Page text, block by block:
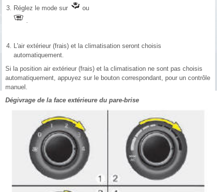
Réglez le mode sur
ou
.
L'air extérieur (frais) et la climatisation seront choisis
automatiquement.
Si la position air extérieur (frais) et la climatisation ne sont pas choisis
automatiquement, appuyez sur le bouton correspondant, pour un contrôle
manuel.
Dégivrage de la face extérieure du pare-brise